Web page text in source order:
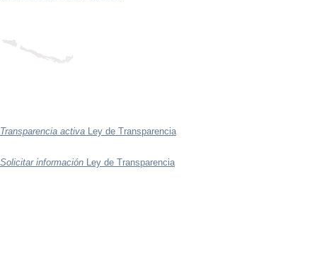
Transparencia activa Ley de Transparencia
Solicitar información Ley de Transparencia